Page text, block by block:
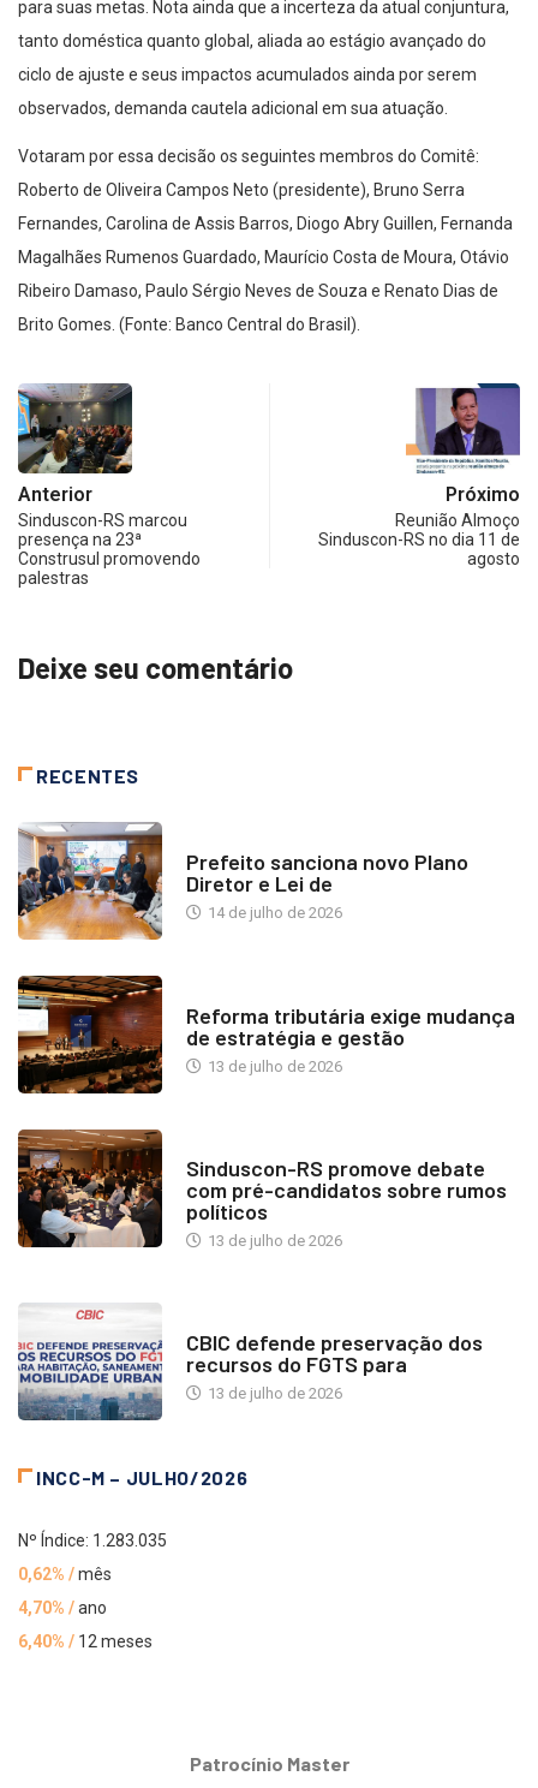
para suas metas. Nota ainda que a incerteza da atual conjuntura,
tanto doméstica quanto global, aliada ao estágio avançado do
ciclo de ajuste e seus impactos acumulados ainda por serem
observados, demanda cautela adicional em sua atuação.
Votaram por essa decisão os seguintes membros do Comitê:
Roberto de Oliveira Campos Neto (presidente), Bruno Serra
Fernandes, Carolina de Assis Barros, Diogo Abry Guillen, Fernanda
Magalhães Rumenos Guardado, Maurício Costa de Moura, Otávio
Ribeiro Damaso, Paulo Sérgio Neves de Souza e Renato Dias de
Brito Gomes. (Fonte: Banco Central do Brasil).
Anterior
Sinduscon-RS marcou
presença na 23ª
Construsul promovendo
palestras
Próximo
Reunião Almoço
Sinduscon-RS no dia 11 de
agosto
Deixe seu comentário
RECENTES
Prefeito sanciona novo Plano
Diretor e Lei de
14 de julho de 2026
Reforma tributária exige mudança
de estratégia e gestão
13 de julho de 2026
Sinduscon-RS promove debate
com pré-candidatos sobre rumos
políticos
13 de julho de 2026
CBIC defende preservação dos
recursos do FGTS para
13 de julho de 2026
INCC-M – JULHO/2026
Nº Índice: 1.283.035
0,62% /mês
4,70% /ano
6,40% / 12 meses
Patrocínio Master